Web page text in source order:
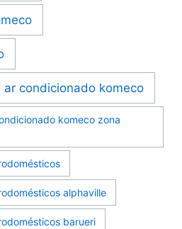
condicionado komeco
komeco zona
alphaville
barueri